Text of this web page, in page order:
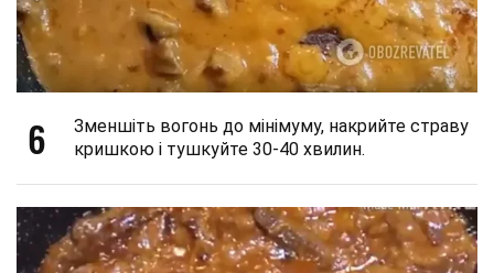
6
Зменшіть вогонь до мінімуму, накрийте страву
кришкою і тушкуйте 30-40 хвилин.